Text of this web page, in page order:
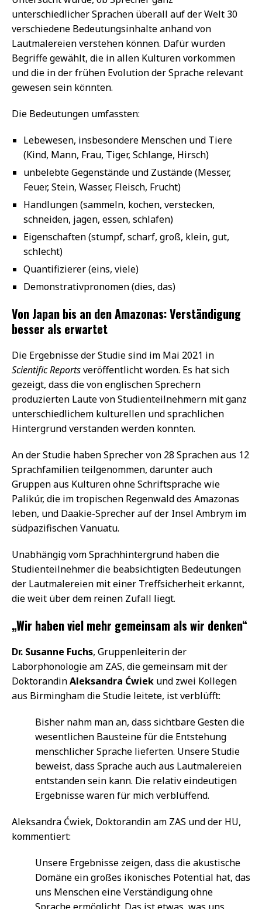
unterschiedlicher Sprachen überall auf der Welt 30
verschiedene Bedeutungsinhalte anhand von
Lautmalereien verstehen können. Dafür wurden
Begriffe gewählt, die in allen Kulturen vorkommen
und die in der frühen Evolution der Sprache relevant
gewesen sein könnten.
Die Bedeutungen umfassten:
Lebewesen, insbesondere Menschen und Tiere
(Kind, Mann, Frau, Tiger, Schlange, Hirsch)
unbelebte Gegenstände und Zustände (Messer,
Feuer, Stein, Wasser, Fleisch, Frucht)
Handlungen (sammeln, kochen, verstecken,
schneiden, jagen, essen, schlafen)
Eigenschaften (stumpf, scharf, groß, klein, gut,
schlecht)
Quantifizierer (eins, viele)
Demonstrativpronomen (dies, das)
Von Japan bis an den Amazonas: Verständigung
besser als erwartet
Die Ergebnisse der Studie sind im Mai 2021 in
Scientific Reportsveröffentlicht worden. Es hat sich
gezeigt, dass die von englischen Sprechern
produzierten Laute von Studienteilnehmern mit ganz
unterschiedlichem kulturellen und sprachlichen
Hintergrund verstanden werden konnten.
An der Studie haben Sprecher von 28 Sprachen aus 12
Sprachfamilien teilgenommen, darunter auch
Gruppen aus Kulturen ohne Schriftsprache wie
Palikúr, die im tropischen Regenwald des Amazonas
leben, und Daakie-Sprecher auf der Insel Ambrym im
südpazifischen Vanuatu.
Unabhängig vom Sprachhintergrund haben die
Studienteilnehmer die beabsichtigten Bedeutungen
der Lautmalereien mit einer Treffsicherheit erkannt,
die weit über dem reinen Zufall liegt.
„Wir haben viel mehr gemeinsam als wir denken“
Dr. Susanne Fuchs, Gruppenleiterin der
Laborphonologie am ZAS, die gemeinsam mit der
DoktorandinAleksandra Ćwiek und zwei Kollegen
aus Birmingham die Studie leitete, ist verblüfft:
Bisher nahm man an, dass sichtbare Gesten die
wesentlichen Bausteine für die Entstehung
menschlicher Sprache lieferten. Unsere Studie
beweist, dass Sprache auch aus Lautmalereien
entstanden sein kann. Die relativ eindeutigen
Ergebnisse waren für mich verblüffend.
Aleksandra Ćwiek, Doktorandin am ZAS und der HU,
kommentiert:
Unsere Ergebnisse zeigen, dass die akustische
Domäne ein großes ikonisches Potential hat, das
uns Menschen eine Verständigung ohne